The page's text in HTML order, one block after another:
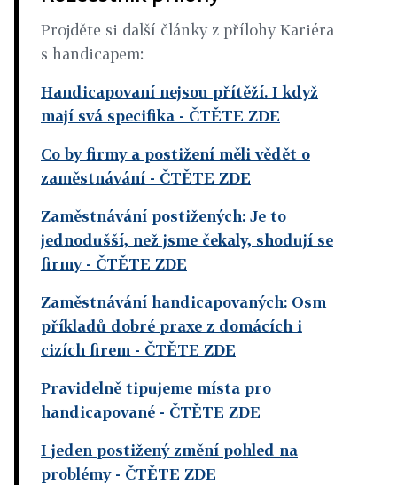
Projděte si další články z přílohy Kariéra
s handicapem:
Handicapovaní nejsou přítěží. I když
mají svá specifika - ČTĚTE ZDE
Co by firmy a postižení měli vědět o
zaměstnávání - ČTĚTE ZDE
Zaměstnávání postižených: Je to
jednodušší, než jsme čekaly, shodují se
firmy - ČTĚTE ZDE
Zaměstnávání handicapovaných: Osm
příkladů dobré praxe z domácích i
cizích firem - ČTĚTE ZDE
Pravidelně tipujeme místa pro
handicapované - ČTĚTE ZDE
I jeden postižený změní pohled na
problémy - ČTĚTE ZDE